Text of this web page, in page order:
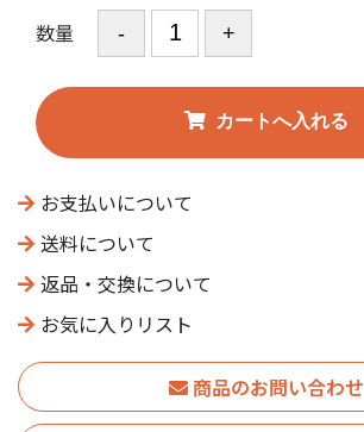
数量
お支払いについて
送料について
返品・交換について
お気に入りリスト
商品のお問い合わせ